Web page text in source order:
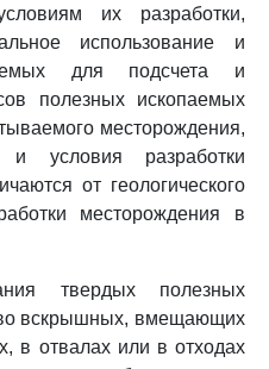
их разработки,
использование и
для подсчета и
полезных ископаемых
месторождения,
и условия разработки
от геологического
месторождения в
твердых полезных
вскрышных, вмещающих
в отвалах или в отходах